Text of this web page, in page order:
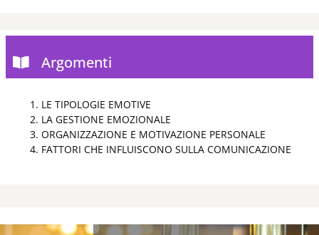
Argomenti
LE TIPOLOGIE EMOTIVE
LA GESTIONE EMOZIONALE
ORGANIZZAZIONE E MOTIVAZIONE PERSONALE
FATTORI CHE INFLUISCONO SULLA COMUNICAZIONE